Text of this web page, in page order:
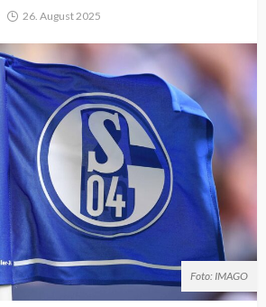
26. August 2025
Foto: IMAGO